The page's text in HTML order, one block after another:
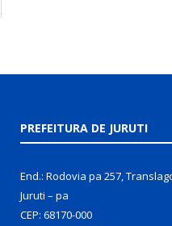
PREFEITURA DE JURUTI
End.: Rodovia pa 257,
Juruti – pa
CEP: 68170-000